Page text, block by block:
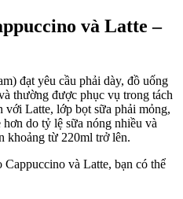
và Latte –
đạt yêu cầu phải dày, đồ uống
thường được phục vụ trong tách
Latte, lớp bọt sữa phải mỏng,
do tỷ lệ sữa nóng nhiều và
khoảng từ 220ml trở lên.
và Latte, bạn có thể